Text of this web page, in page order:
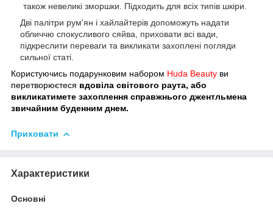
також невеликі зморшки. Підходить для всіх типів шкіри.
Дві палітри рум'ян і хайлайтерів допоможуть надати
обличчю спокусливого сяйва, приховати всі вади,
підкреслити переваги та викликати захоплені погляди
сильної статі.
Користуючись подарунковим набором Huda Beauty ви
перетворюєтеся вдовіла світового раута, або
викликатимете захоплення справжнього джентльмена
звичайним буденним днем.
Приховати
Характеристики
Основні